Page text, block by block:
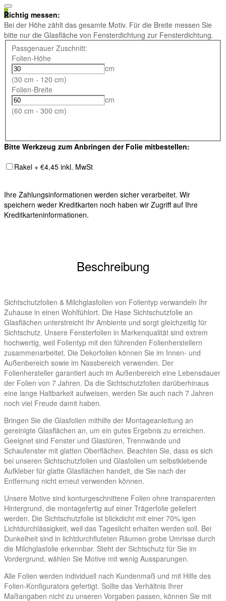
0
Richtig messen:
Bei der Höhe zählt das gesamte Motiv. Für die Breite messen Sie
bitte nur die Glasfläche von Fensterdichtung zur Fensterdichtung.
Passgenauer Zuschnitt:
Folien-Höhe
cm
(30 cm - 120 cm)
Folien-Breite
cm
(60 cm - 300 cm)
Bitte Werkzeug zum Anbringen der Folie mitbestellen:
Rakel + €4,45 inkl. MwSt
Ihre Zahlungsinformationen werden sicher verarbeitet. Wir
speichern weder Kreditkarten noch haben wir Zugriff auf Ihre
Kreditkarteninformationen.
Beschreibung
Sichtschutzfolien & Milchglasfolien von Folientyp verwandeln Ihr
Zuhause in einen Wohlfühlort. Die Hase Sichtschutzfolie an
Glasflächen unterstreicht Ihr Ambiente und sorgt gleichzeitig für
Sichtschutz. Unsere Fensterfolien in Markenqualität sind extrem
hochwertig, weil Folientyp mit den führenden Folienherstellern
zusammenarbeitet. Die Dekorfolien können Sie im Innen- und
Außenbereich sowie im Nassbereich verwenden. Der
Folienhersteller garantiert auch im Außenbereich eine Lebensdauer
der Folien von 7 Jahren. Da die Sichtschutzfolien darüberhinaus
eine lange Haltbarkeit aufweisen, werden Sie auch nach 7 Jahren
noch viel Freude damit haben.
Bringen Sie die Glasfolien mithilfe der Montageanleitung an
gereinigte Glasflächen an, um ein gutes Ergebnis zu erreichen.
Geeignet sind Fenster und Glastüren, Trennwände und
Schaufenster mit glatten Oberflächen. Beachten Sie, dass es sich
bei unseren Sichtschutzfolien und Glasfolien um selbstklebende
Aufkleber für glatte Glasflächen handelt, die Sie nach der
Entfernung nicht erneut verwenden können.
Unsere Motive sind konturgeschnittene Folien ohne transparenten
Hintergrund, die montagefertig auf einer Trägerfolie geliefert
werden. Die Sichtschutzfolie ist blickdicht mit einer 70% igen
Lichtdurchlässigkeit, weil das Tageslicht erhalten werden soll. Bei
Dunkelheit sind in lichtdurchfluteten Räumen grobe Umrisse durch
die Milchglasfolie erkennbar. Steht der Sichtschutz für Sie im
Vordergrund, wählen Sie Motive mit wenig Aussparungen.
Alle Folien werden individuell nach Kundenmaß und mit Hilfe des
Folien-Konfigurators gefertigt. Sollte das Verhältnis Ihrer
Maßangaben nicht zu unseren Vorgaben passen, können Sie mit